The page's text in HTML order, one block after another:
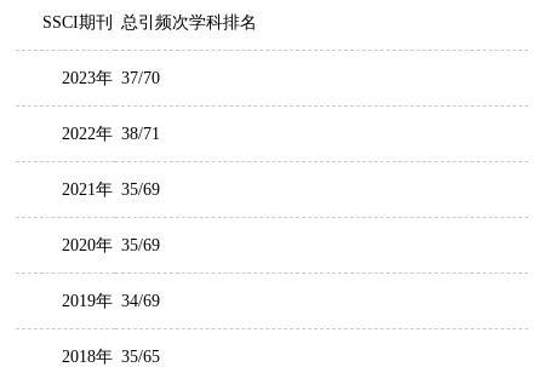
SSCI期刊 总引频次学科排名
2023年 37/70
2022年 38/71
2021年 35/69
2020年 35/69
2019年 34/69
2018年 35/65